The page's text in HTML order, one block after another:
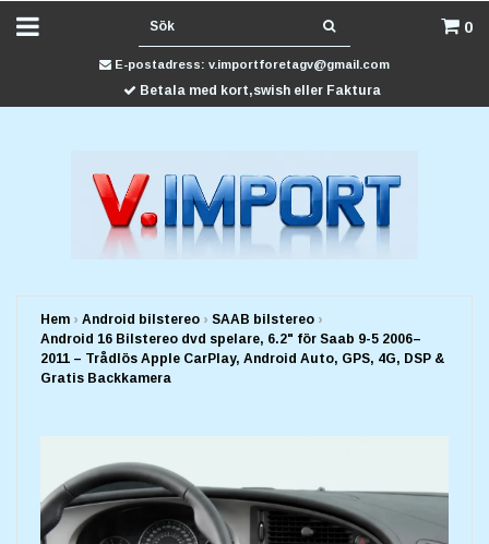
0
E-postadress: v.importforetagv@gmail.com
Betala med kort,swish eller Faktura
Hem › Android bilstereo › SAAB bilstereo ›
Android 16 Bilstereo dvd spelare, 6.2" för Saab 9-5 2006–
2011 – Trådlös Apple CarPlay, Android Auto, GPS, 4G, DSP &
Gratis Backkamera